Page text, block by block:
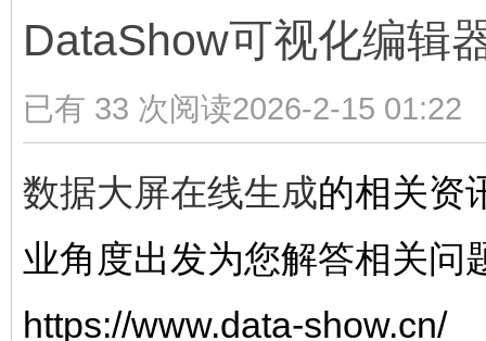
DataShow可视化编辑
已有 33 次阅读2026-2-15 01:22
数据大屏在线生成的相关资
业角度出发为您解答相关问
https://www.data-show.cn/